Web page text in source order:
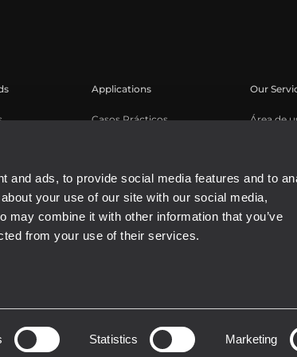
and ads, to provide social media features and to
your use of our site with our social media,
may combine it with other information that you’ve
from your use of their services.
Statistics Marketing
Applications
Casos Prácticos
Our
Área de